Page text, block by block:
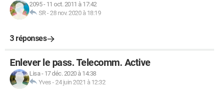
2095- 11 oct. 2011 à 17:42
SR-28 nov. 2020 à 18:19
3 réponses
Enlever le pass. Telecomm. Active
Lisa- 17 déc. 2020 à 14:38
Yves -24 juin 2021 à 12:32